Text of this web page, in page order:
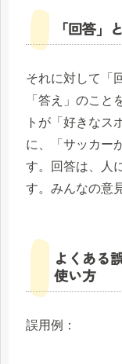
「回答」
それに対して「
「答え」のこと
トが「好きなス
に、「サッカー
す。回答は、人
す。みんなの意
よくある
使い方
誤用例：